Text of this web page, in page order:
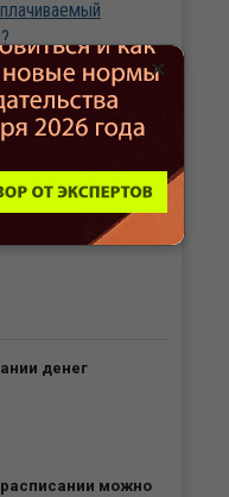
в
денег
расписании можно
×